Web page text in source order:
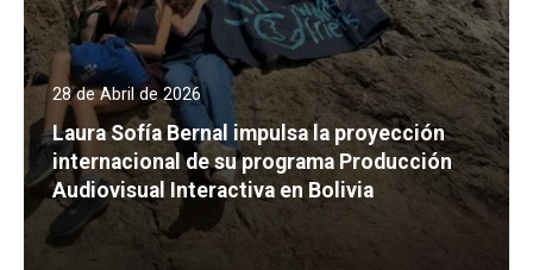
28 de Abril de 2026
Laura Sofía Bernal impulsa la proyección
internacional de su programa Producción
Audiovisual Interactiva en Bolivia